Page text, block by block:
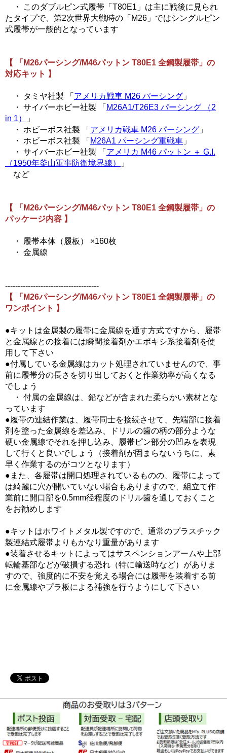
・ このダブルピン式履帯「T80E1」は主に戦後に見られ
たタイプで、第2次世界大戦時の「M26」ではシングルピン
式履帯が一般的となっています
【 「M26パーシング/M46パットン T80E1 全鋼製履帯」の
対応キット 】
・ タミヤ社製 「 アメリカ戦車 M26 パーシング 」
・ サイバーホビー社製 「 M26A1/T26E3 パーシング （2
in 1）
」
・ ホビーボス社製 「 アメリカ戦車 M26 パーシング 」
・ ホビーボス社製 「 M26A1 パーシング重戦車 」
・ サイバーホビー社製 「 アメリカ M46 パットン ＋ G.I.
（1950年釜山軍事防衛境界線）
」
など
【 「M26パーシング/M46パットン T80E1 全鋼製履帯」の
パッケージ内容 】
・ 履帯本体（履板） ×160枚
・ 金属線
-------------------------------------
【 「M26パーシング/M46パットン T80E1 全鋼製履帯」の
ワンポイント 】
●キットは金属製の履帯に金属線を通す方式ですから、履帯
と金属線との接着には瞬間接着剤かエポキシ系接着剤を使
用して下さい
●付属している金属線はカット処理されていませんので、事
前に履帯分の長さを切り出しておくと作業効率が高くなる
でしょう
・ 付属の金属線は、鉛などが含まれた柔らかい素材とな
っています
●履帯の連結作業は、履帯同士を接続させて、先端部に接着
剤を塗った金属線を差込み、ドリルの歯の柄の部分ような
硬い金属線でそれを押し込み、履帯ピン部分の凹みを表現
して行くと良いでしょう（接着剤が固まらないうちに、素
早く作業するのがコツとなります）
●また、各履帯は開口処理されているものの、履帯によって
は綺麗に穴が開いていない場合もありますので、組立て作
業前に開口部を0.5mm径程度のドリル歯を通しておくこと
をお勧めします
●キットはホワイトメタル製ですので、通常のプラスチック
製連結式履帯よりもかなり重量があります
●装着させるキットによってはサスペンションアームや上部
転輪基部などが破損する恐れ（特に輸送時など）がありま
すので、強度的に不安を覚える場合には履帯を装着する前
に金属線やプラ板による補強を行うようにして下さい